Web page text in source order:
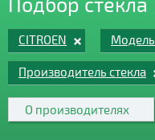
CITROEN Модель
Производитель стекла
О производителях